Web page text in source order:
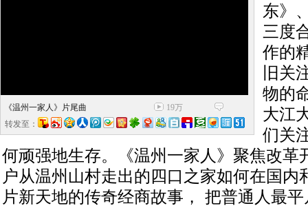
《温州一家人》片尾曲
19万
转发至：
东》
三度
作的
旧关
物的
大江
们关
何顽强地生存。《温州一家人》聚焦改革
户从温州山村走出的四口之家如何在国内
片新天地的传奇经商故事， 把普通人最